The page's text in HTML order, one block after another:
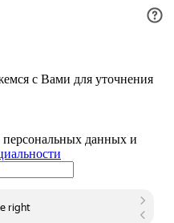
с Вами для уточнения
персональных данных и